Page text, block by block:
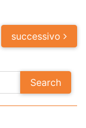
successivo